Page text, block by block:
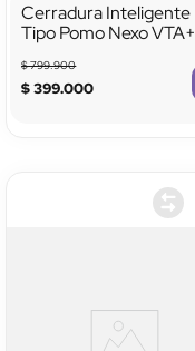
Cerradura Inteligente
Tipo Pomo Nexo VTA+
$799.900
$399.000